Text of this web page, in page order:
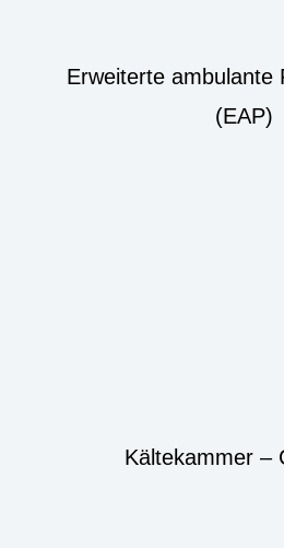
Erweiterte ambulante
(EAP)
Kältekammer –